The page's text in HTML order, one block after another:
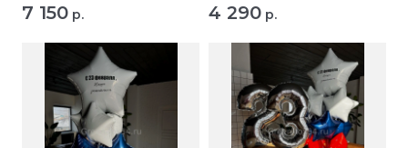
7 150 р. 4 290 р.